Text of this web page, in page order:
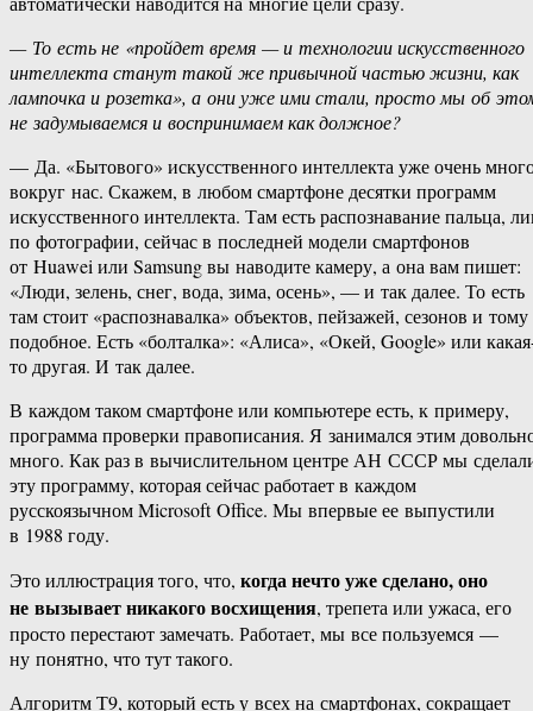
— То есть не «пройдет время — и технологии искусственного
интеллекта станут такой же привычной частью жизни, как
лампочка и розетка», а они уже ими стали, просто мы об
не задумываемся и воспринимаем как должное?
— Да. «Бытового» искусственного интеллекта уже очень
вокруг нас. Скажем, в любом смартфоне десятки программ
искусственного интеллекта. Там есть распознавание пальца,
по фотографии, сейчас в последней модели смартфонов
от Huawei или Samsung вы наводите камеру, а она вам пишет:
«Люди, зелень, снег, вода, зима, осень», — и так далее. То есть
там стоит «распознавалка» объектов, пейзажей, сезонов и тому
подобное. Есть «болталка»: «Алиса», «Окей, Google» или
то другая. И так далее.
В каждом таком смартфоне или компьютере есть, к примеру,
программа проверки правописания. Я занимался этим
много. Как раз в вычислительном центре АН СССР мы
эту программу, которая сейчас работает в каждом
русскоязычном Microsoft Office. Мы впервые ее выпустили
в 1988 году.
Это иллюстрация того, что, когда нечто уже сделано, оно
не вызывает никакого восхищения, трепета или ужаса, его
просто перестают замечать. Работает, мы все пользуемся —
ну понятно, что тут такого.
Алгоритм Т9, который есть у всех на смартфонах, сокращает